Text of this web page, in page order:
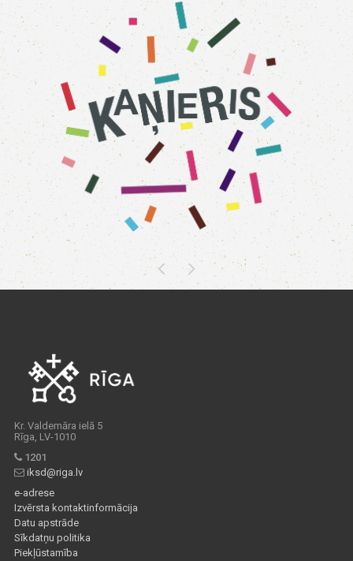
Kr. Valdemāra ielā 5
Rīga, LV-1010
1201
iksd@riga.lv
e-adrese
Izvērsta kontaktinformācija
Datu apstrāde
Sīkdatņu politika
Piekļūstamība